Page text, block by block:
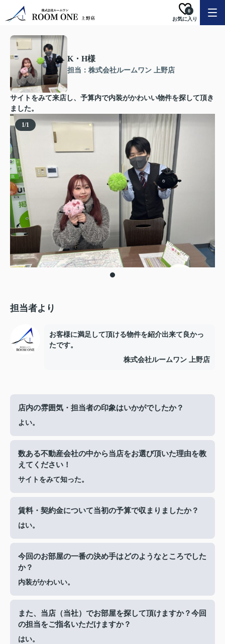
お気に入り
0
K・H様
担当：株式会社ルームワン 上野店
サイトをみて来店し、予算内で内装がかわいい物件を探して頂き
ました。
1/1
担当者より
お客様に満足して頂ける物件を紹介出来て良かっ
たです。
株式会社ルームワン 上野店
店内の雰囲気・担当者の印象はいかがでしたか？
よい。
数ある不動産会社の中から当店をお選び頂いた理由を教
えてください！
サイトをみて知った。
賃料・契約金について当初の予算で収まりましたか？
はい。
今回のお部屋の一番の決め手はどのようなところでした
か？
内装がかわいい。
また、当店（当社）でお部屋を探して頂けますか？今回
の担当をご指名いただけますか？
はい。